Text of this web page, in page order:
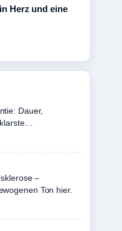
Herz und eine
Dauer,
–
Ton hier.